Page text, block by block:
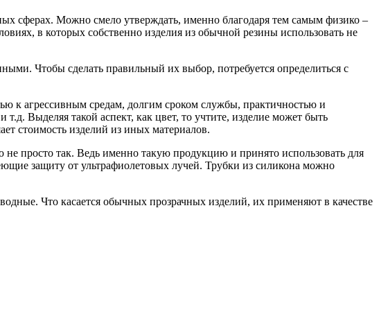
сферах. Можно смело утверждать, именно благодаря тем самым физико –
в которых собственно изделия из обычной резины использовать не
Чтобы сделать правильный их выбор, потребуется определиться с
к агрессивным средам, долгим сроком службы, практичностью и
Выделяя такой аспект, как цвет, то учтите, изделие может быть
стоимость изделий из иных материалов.
просто так. Ведь именно такую продукцию и принято использовать для
защиту от ультрафиолетовых лучей. Трубки из силикона можно
Что касается обычных прозрачных изделий, их применяют в качестве